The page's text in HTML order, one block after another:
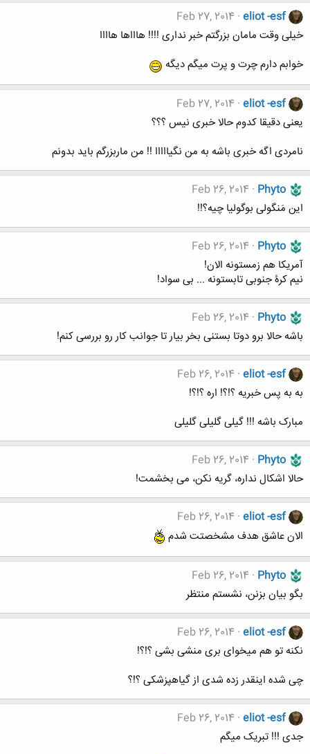
eliot -esf
Feb 27, 2014
خیلی وقت مامان بزرگتم خبر نداری !!!! هاااها هاااا
خوابم دارم چرت و پرت میگم دیگه
eliot -esf
Feb 27, 2014
یعنی دقیقا کدوم حالا خبری نیس ؟؟؟
نامردی اگه خبری باشه به من نگیااااا !! من ماربزرگم باید بدونم
Phyto
Feb 26, 2014
این مَنگولی بوگولیا چیه؟!!
Phyto
Feb 26, 2014
آمریکا هم زمستونه الان!
نیم کرۀ جنوبی تابستونه ... بی سواد!
Phyto
Feb 26, 2014
باشه حالا برو دوتا بستنی بخر بیار تا جوانب کار رو بررسی کنم!
eliot -esf
Feb 26, 2014
به به پس خبریه ؟!؟! اره ؟!؟!
مبارک باشه !!! گیلی گلیلی گلیلی
Phyto
Feb 26, 2014
حالا اشکال نداره، گریه نکن، می بخشمت!
eliot -esf
Feb 26, 2014
الان عاشق هدف مشخصتت شدم
Phyto
Feb 26, 2014
بگو بیان بزنن، نشستم منتظر
eliot -esf
Feb 26, 2014
نکنه تو هم میخوای بری منشی بشی ؟!؟!
چی شده اینقدر زده شدی از گیاهپزشکی ؟!؟
eliot -esf
Feb 26, 2014
جدی !!! تبریک میگم